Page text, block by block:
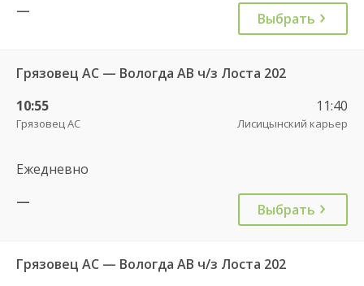
—
Выбрать
Грязовец АС — Вологда АВ ч/з Лоста 202
10:55
Грязовец АС
11:40
Лисицынский карьер
Ежедневно
—
Выбрать
Грязовец АС — Вологда АВ ч/з Лоста 202